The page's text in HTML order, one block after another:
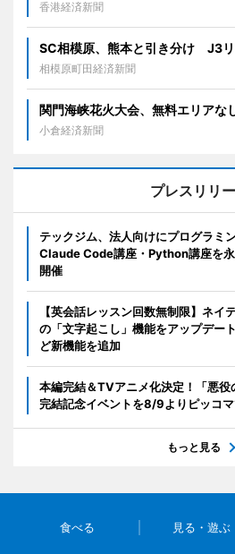
香港経済新聞
SC相模原、熊本と引き分け J3
相模原町田経済新聞
関門海峡花火大会、無料エリアな
小倉経済新聞
プレスリリ
テックジム、法人向けにプログラミ
Claude Code講座・Python講座を
開催
【英会話レッスン回数無制限】ネイ
の「文字起こし」機能をアップデ
ど新機能を追加
本編完結＆TVアニメ化決定！「悪役
完結記念イベントを8/9よりピッコ
もっと見る
食べる 見る・遊ぶ